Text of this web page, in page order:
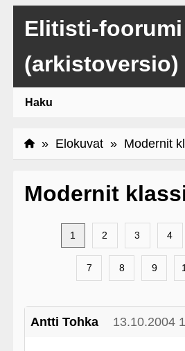
Elitisti-foorumi
(arkistoversio)
Haku
» Elokuvat» Modernit
Modernit
1 2 3 4
7 8 9
Antti Tohka 13.10.2004